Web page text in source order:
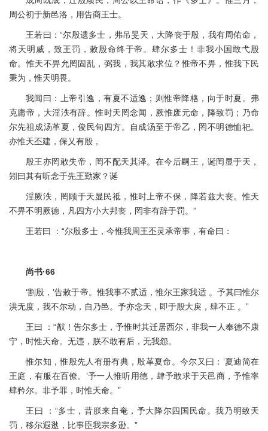
周公初于新邑洛，用告商王士。
王若曰：“尔殷遗多士，弗吊旻天，大降丧于殷，我有周佑命，
将天明威，致王罚，敕殷命终于帝。肆尔多士！非我小国敢弋殷
命。惟天不畀允罔固乱，弼我，我其敢求位？惟帝不畀，惟我下民
秉为，惟天明畏。
我闻曰：上帝引逸，有夏不适逸；则惟帝降格，向于时夏。弗
克庸帝，大淫泆有辞。惟时天罔念闻，厥惟废元命，降致罚；乃命
尔先祖成汤革夏，俊民甸四方。自成汤至于帝乙，罔不明德恤祀。
亦惟天丕建，保乂有殷，
殷王亦罔敢失帝，罔不配天其泽。在今后嗣王，诞罔显于天，
矧曰其有听念于先王勤家？诞
淫厥泆，罔顾于天显民祗，惟时上帝不保，降若兹大丧。惟天
不畀不明厥德，凡四方小大邦丧，罔非有辞于罚。”
王若曰 ：“尔殷多士，今惟我周王丕灵承帝事，有命曰：
尚书·66
‘割殷，’告敕于帝。惟我事不贰适，惟尔王家我适 。予其曰惟尔
洪无度，我不尔动，自乃邑。予亦念天，即于殷大戾，肆不正 。”
王曰 ：“猷！告尔多士，予惟时其迁居西尔，非我一人奉德不康
宁，时惟天命。无违，朕不敢有后，无我怨。
惟尔知，惟殷先人有册有典，殷革夏命。今尔又曰：‘夏迪简在
王庭，有服在百僚。’予一人惟听用德，肆予敢求于天邑商，予惟率
肆矜尔。非予罪，时惟天命。”
王曰 ：“多士，昔朕来自奄，予大降尔四国民命。我乃明致天
罚，移尔遐逖，比事臣我宗多逊。”